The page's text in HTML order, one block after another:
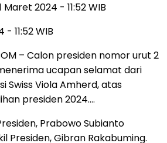
Maret 2024 - 11:52 WIB
- 11:52 WIB
– Calon presiden nomor urut 2
ucapan selamat dari
Swiss Viola Amherd, atas
presiden 2024….